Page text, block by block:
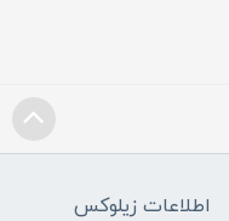
اطلاعات زیلوکس